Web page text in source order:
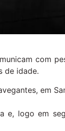
com
de idade.
em
e, logo em